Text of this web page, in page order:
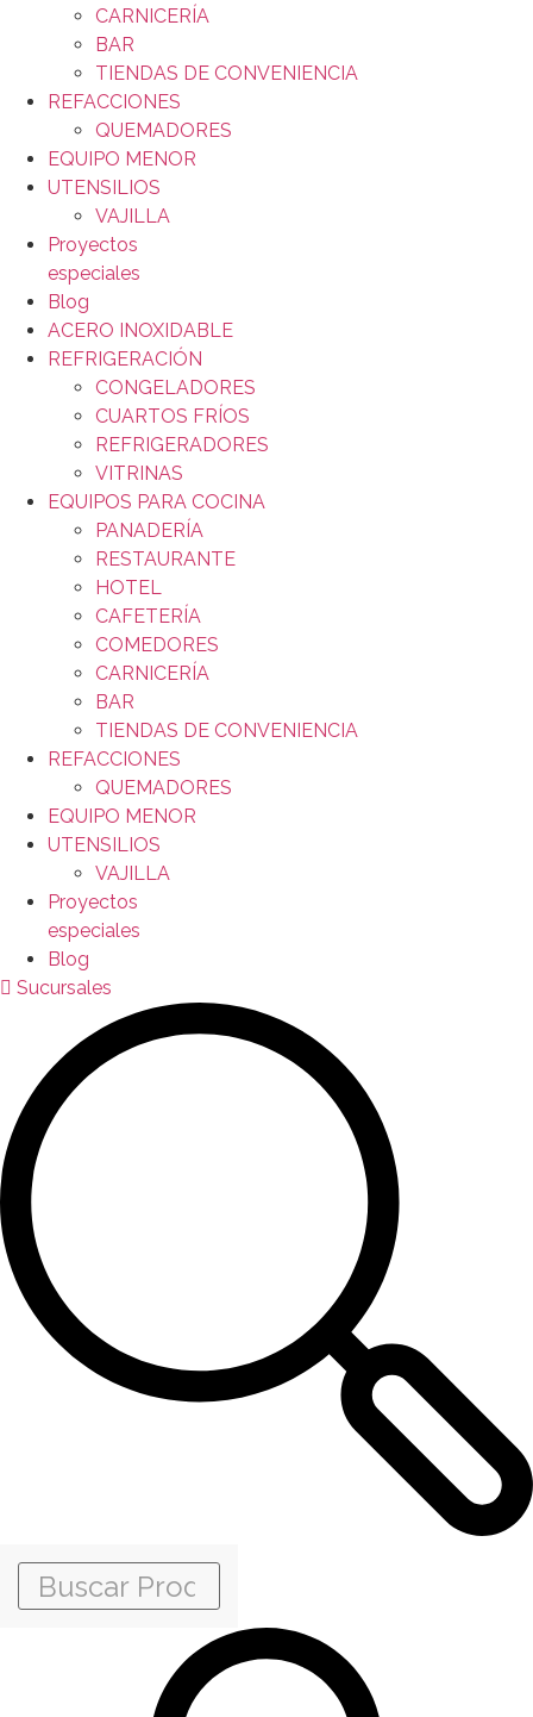
CARNICERÍA
BAR
TIENDAS DE CONVENIENCIA
REFACCIONES
QUEMADORES
EQUIPO MENOR
UTENSILIOS
VAJILLA
Proyectos
especiales
Blog
ACERO INOXIDABLE
REFRIGERACIÓN
CONGELADORES
CUARTOS FRÍOS
REFRIGERADORES
VITRINAS
EQUIPOS PARA COCINA
PANADERÍA
RESTAURANTE
HOTEL
CAFETERÍA
COMEDORES
CARNICERÍA
BAR
TIENDAS DE CONVENIENCIA
REFACCIONES
QUEMADORES
EQUIPO MENOR
UTENSILIOS
VAJILLA
Proyectos
especiales
Blog
Sucursales